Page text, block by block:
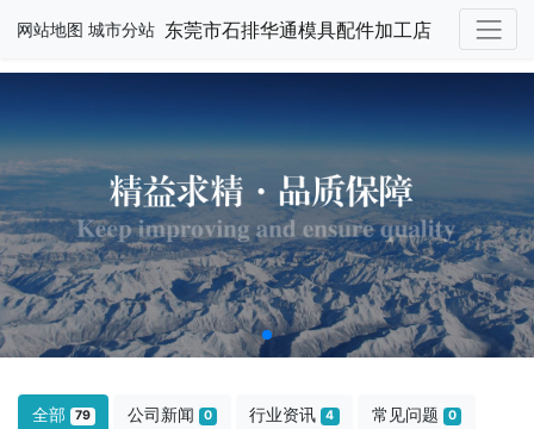
网站地图 城市分站 东莞市石排华通模具配件加工店
全部 79 公司新闻 0 行业资讯 4 常见问题 0